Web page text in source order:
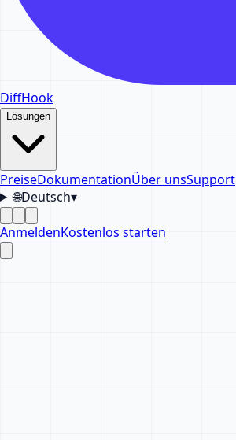
DiffHook
Lösungen
PreiseDokumentationÜber unsSupport
🌐Deutsch▾
AnmeldenKostenlos starten